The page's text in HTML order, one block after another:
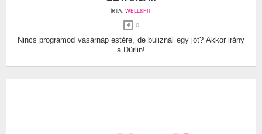
ÍRTA: WELL&FIT
0
Nincs programod vasárnap estére, de buliznál egy jót? Akkor irány
a Dürlin!